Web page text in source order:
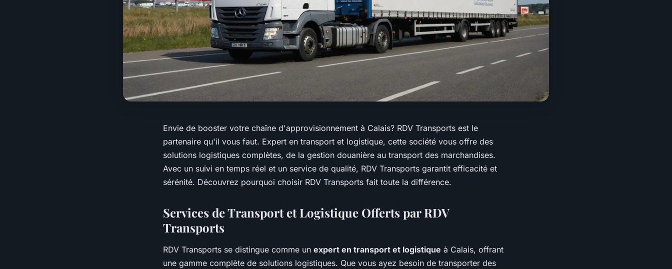
Envie de booster votre chaîne d'approvisionnement à Calais? RDV Transports est le
partenaire qu'il vous faut. Expert en transport et logistique, cette société vous offre des
solutions logistiques complètes, de la gestion douanière au transport des marchandises.
Avec un suivi en temps réel et un service de qualité, RDV Transports garantit efficacité et
sérénité. Découvrez pourquoi choisir RDV Transports fait toute la différence.
Services de Transport et Logistique Offerts par RDV
Transports
RDV Transports se distingue comme un expert en transport et logistique à Calais, offrant
une gamme complète de solutions logistiques. Que vous ayez besoin de transporter des